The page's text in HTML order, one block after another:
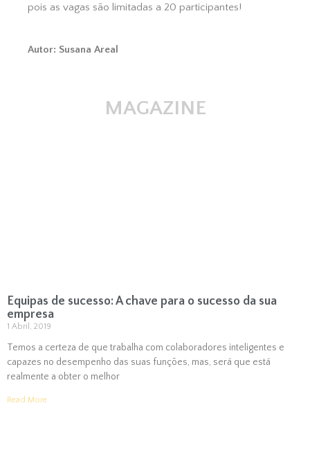
pois as vagas são limitadas a 20 participantes!
Autor: Susana Areal
MAGAZINE
Equipas de sucesso: A chave para o sucesso da sua
empresa
1 Abril, 2019
Temos a certeza de que trabalha com colaboradores inteligentes e
capazes no desempenho das suas funções, mas, será que está
realmente a obter o melhor
Read More